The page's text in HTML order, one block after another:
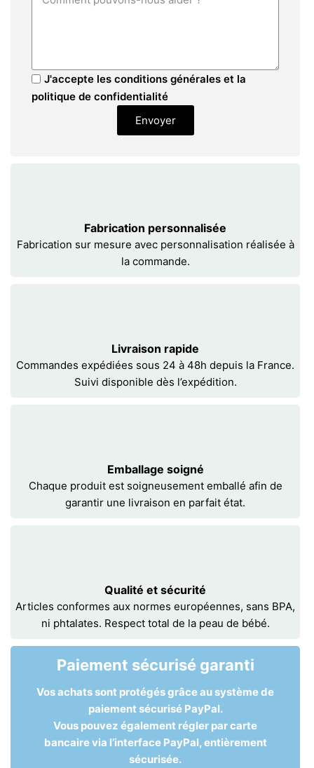
J'accepte les conditions générales et la
politique de confidentialité
Envoyer
Fabrication personnalisée
Fabrication sur mesure avec personnalisation réalisée à
la commande.
Livraison rapide
Commandes expédiées sous 24 à 48h depuis la France.
Suivi disponible dès l’expédition.
Emballage soigné
Chaque produit est soigneusement emballé afin de
garantir une livraison en parfait état.
Qualité et sécurité
Articles conformes aux normes européennes, sans BPA,
ni phtalates. Respect total de la peau de bébé.
Paiement sécurisé garanti
Vos achats sont protégés grâce au système de
paiement sécurisé PayPal.
Vous pouvez également régler par carte
bancaire via l’interface PayPal, entièrement
sécurisée.